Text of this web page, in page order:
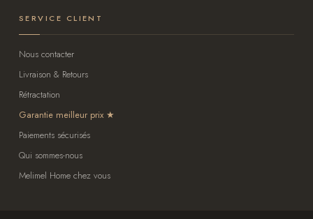
SERVICE CLIENT
Nous contacter
Livraison & Retours
Rétractation
Garantie meilleur prix
Paiements sécurisés
Qui sommes-nous
Melimel Home chez vous